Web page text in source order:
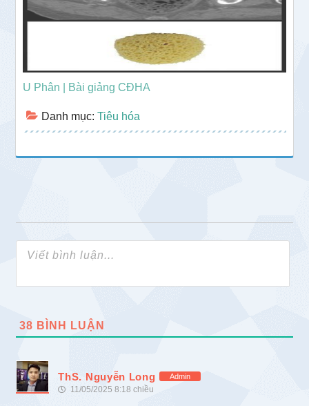
U Phân | Bài giảng CĐHA
Danh mục:Tiêu hóa
38 BÌNH LUẬN
ThS. Nguyễn Long Admin
11/05/2025 8:18 chiều